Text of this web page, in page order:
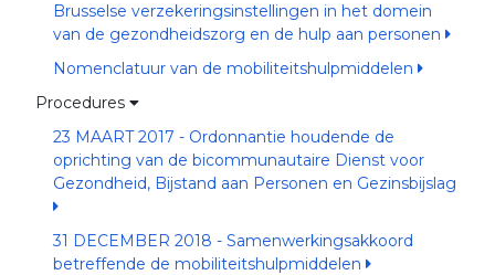
Brusselse verzekeringsinstellingen in het domein
van de gezondheidszorg en de hulp aan personen
Nomenclatuur van de mobiliteitshulpmiddelen
Procedures
23 MAART 2017 - Ordonnantie houdende de
oprichting van de bicommunautaire Dienst voor
Gezondheid, Bijstand aan Personen en Gezinsbijslag
31 DECEMBER 2018 - Samenwerkingsakkoord
betreffende de mobiliteitshulpmiddelen